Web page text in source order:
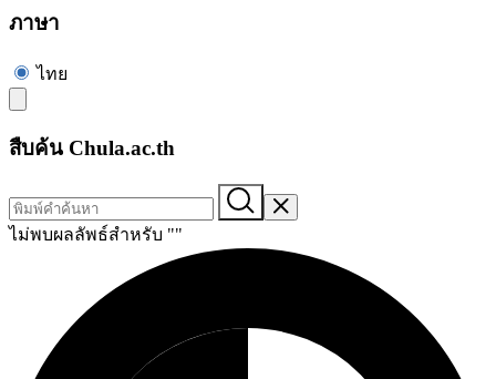
ภาษา
ไทย
สืบค้น Chula.ac.th
ไม่พบผลลัพธ์สำหรับ ""